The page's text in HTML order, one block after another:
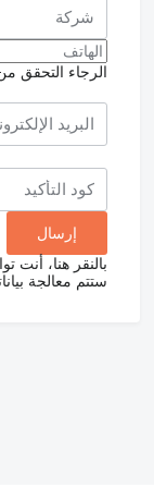
الرجاء التحقق
بالنقر هنا، أنت
ستتم معالجة